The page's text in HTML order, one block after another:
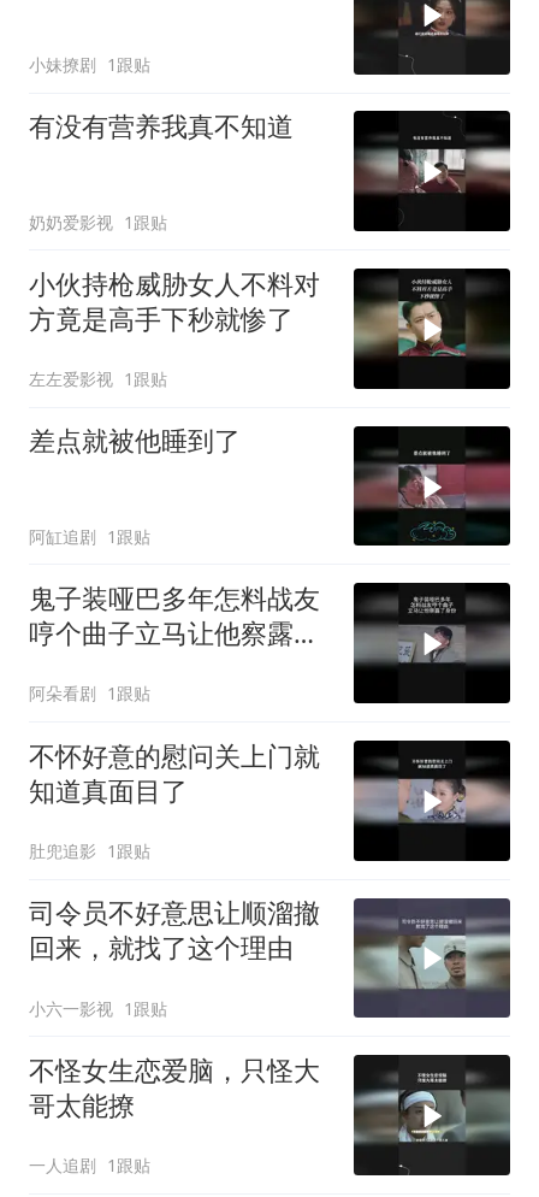
小妹撩剧 1跟贴
有没有营养我真不知道
奶奶爱影视 1跟贴
小伙持枪威胁女人不料对
方竟是高手下秒就惨了
左左爱影视 1跟贴
差点就被他睡到了
阿缸追剧 1跟贴
鬼子装哑巴多年怎料战友
哼个曲子立马让他察露了
阿朵看剧 1跟贴
不怀好意的慰问关上门就
知道真面目了
肚兜追影 1跟贴
司令员不好意思让顺溜撤
回来，就找了这个理由
小六一影视 1跟贴
不怪女生恋爱脑，只怪大
哥太能撩
一人追剧 1跟贴